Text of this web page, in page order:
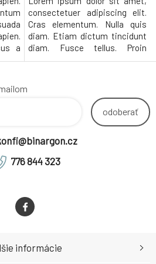
a
ut
consectetuer adipiscing elit.
Cras elementum. Nulla quis
diam. Etiam dictum tincidunt
diam. Fusce tellus. Proin
mattis lacinia justo. Nemo
consequuntur magni dolores
eos qui ratione voluptatem
sequi nesciunt. Nam sed tellus
id magna
odoberať
776 844 323
informácie